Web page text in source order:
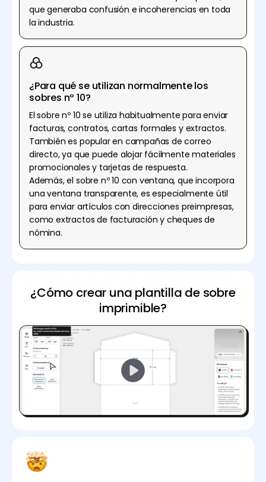
que generaba confusión e incoherencias en toda
la industria.
¿Para qué se utilizan normalmente los
sobres nº 10?
El sobre nº 10 se utiliza habitualmente para enviar
facturas, contratos, cartas formales y extractos.
También es popular en campañas de correo
directo, ya que puede alojar fácilmente materiales
promocionales y tarjetas de respuesta.
Además, el sobre nº 10 con ventana, que incorpora
una ventana transparente, es especialmente útil
para enviar artículos con direcciones preimpresas,
como extractos de facturación y cheques de
nómina.
¿Cómo crear una plantilla de sobre
imprimible?